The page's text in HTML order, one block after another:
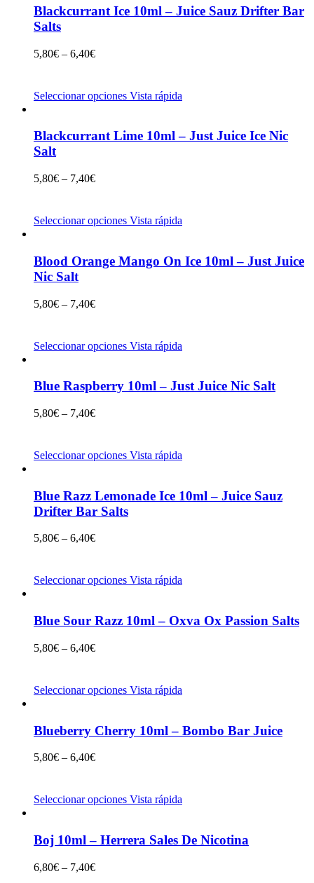
Blackcurrant Ice 10ml – Juice Sauz Drifter Bar
Salts
5,80€ – 6,40€
Seleccionar opciones Vista rápida
Blackcurrant Lime 10ml – Just Juice Ice Nic
Salt
5,80€ – 7,40€
Seleccionar opciones Vista rápida
Blood Orange Mango On Ice 10ml – Just Juice
Nic Salt
5,80€ – 7,40€
Seleccionar opciones Vista rápida
Blue Raspberry 10ml – Just Juice Nic Salt
5,80€ – 7,40€
Seleccionar opciones Vista rápida
Blue Razz Lemonade Ice 10ml – Juice Sauz
Drifter Bar Salts
5,80€ – 6,40€
Seleccionar opciones Vista rápida
Blue Sour Razz 10ml – Oxva Ox Passion Salts
5,80€ – 6,40€
Seleccionar opciones Vista rápida
Blueberry Cherry 10ml – Bombo Bar Juice
5,80€ – 6,40€
Seleccionar opciones Vista rápida
Boj 10ml – Herrera Sales De Nicotina
6,80€ – 7,40€